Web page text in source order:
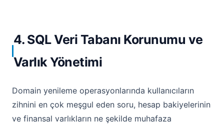
4. SQL Veri Tabanı Korunumu ve
Varlık Yönetimi
Domain yenileme operasyonlarında kullanıcıların
zihnini en çok meşgul eden soru, hesap bakiyelerinin
ve finansal varlıkların ne şekilde muhafaza